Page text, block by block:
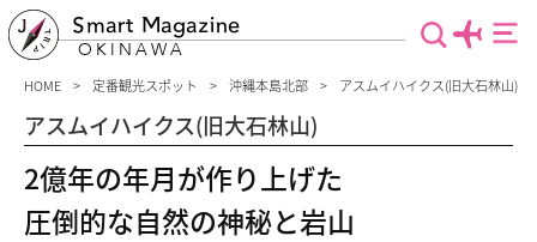
Smart Magazine
OKINAWA
HOME 定番観光スポット 沖縄本島北部 アスムイハイクス(旧大石林山)
アスムイハイクス(旧大石林山)
2億年の年月が作り上げた
圧倒的な自然の神秘と岩山